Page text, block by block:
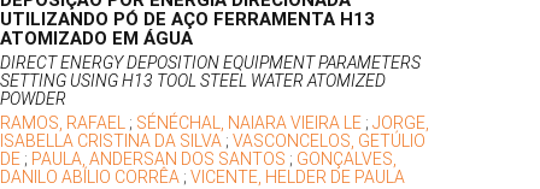
UTILIZANDO PÓ DE AÇO FERRAMENTA H13
ATOMIZADO EM ÁGUA
DIRECT ENERGY DEPOSITION EQUIPMENT PARAMETERS
SETTING USING H13 TOOL STEEL WATER ATOMIZED
POWDER
RAMOS, RAFAEL ; SÉNÉCHAL, NAIARA VIEIRA LE ; JORGE,
ISABELLA CRISTINA DA SILVA ; VASCONCELOS, GETÚLIO
DE ; PAULA, ANDERSAN DOS SANTOS ; GONÇALVES,
DANILO ABÍLIO CORRÊA ; VICENTE, HELDER DE PAULA